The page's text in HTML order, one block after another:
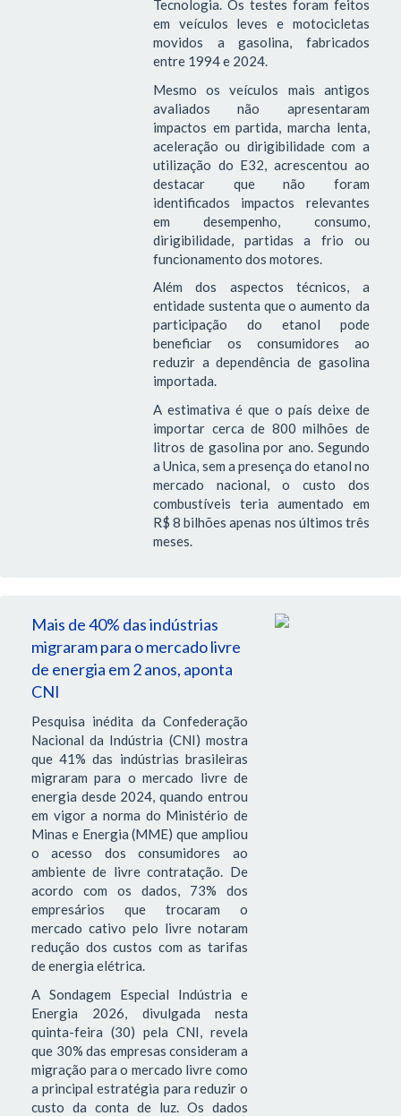
Tecnologia. Os testes foram feitos
em veículos leves e motocicletas
movidos a gasolina, fabricados
entre 1994 e 2024.
Mesmo os veículos mais antigos
avaliados não apresentaram
impactos em partida, marcha lenta,
aceleração ou dirigibilidade com a
utilização do E32, acrescentou ao
destacar que não foram
identificados impactos relevantes
em desempenho, consumo,
dirigibilidade, partidas a frio ou
funcionamento dos motores.
Além dos aspectos técnicos, a
entidade sustenta que o aumento da
participação do etanol pode
beneficiar os consumidores ao
reduzir a dependência de gasolina
importada.
A estimativa é que o país deixe de
importar cerca de 800 milhões de
litros de gasolina por ano. Segundo
a Unica, sem a presença do etanol no
mercado nacional, o custo dos
combustíveis teria aumentado em
R$ 8 bilhões apenas nos últimos três
meses.
Mais de 40% das indústrias
migraram para o mercado livre
de energia em 2 anos, aponta
CNI
Pesquisa inédita da Confederação
Nacional da Indústria (CNI) mostra
que 41% das indústrias brasileiras
migraram para o mercado livre de
energia desde 2024, quando entrou
em vigor a norma do Ministério de
Minas e Energia (MME) que ampliou
o acesso dos consumidores ao
ambiente de livre contratação. De
acordo com os dados, 73% dos
empresários que trocaram o
mercado cativo pelo livre notaram
redução dos custos com as tarifas
de energia elétrica.
A Sondagem Especial Indústria e
Energia 2026, divulgada nesta
quinta-feira (30) pela CNI, revela
que 30% das empresas consideram a
migração para o mercado livre como
a principal estratégia para reduzir o
custo da conta de luz. Os dados